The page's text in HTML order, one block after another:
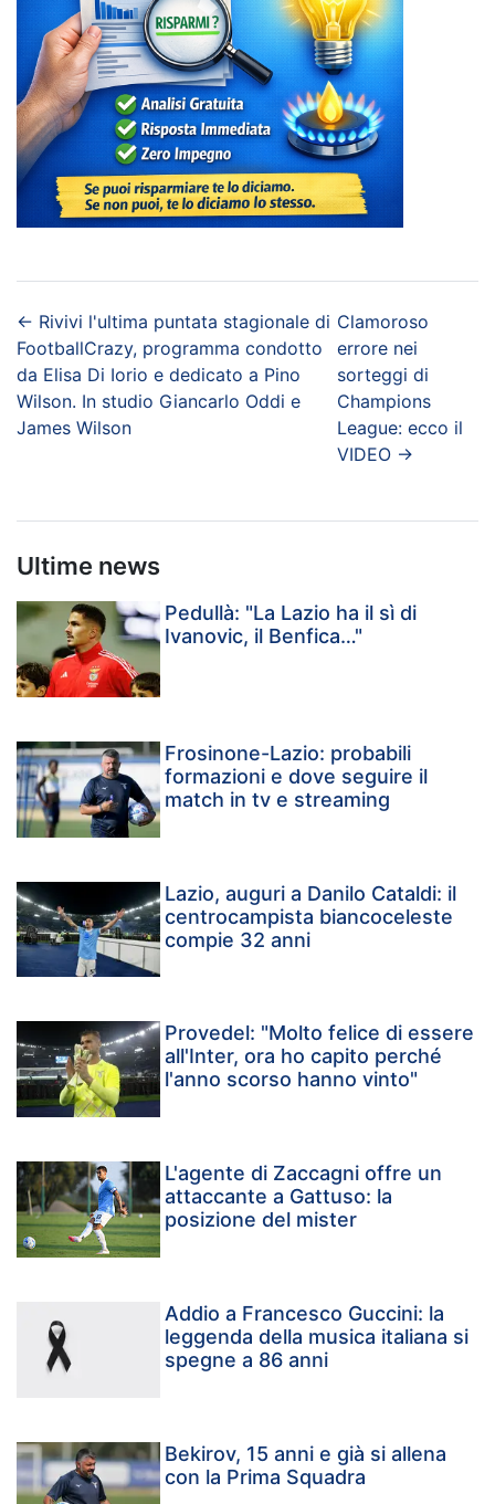
← Rivivi l'ultima puntata stagionale di
FootballCrazy, programma condotto
da Elisa Di Iorio e dedicato a Pino
Wilson. In studio Giancarlo Oddi e
James Wilson
Clamoroso
errore nei
sorteggi di
Champions
League: ecco il
VIDEO→
Ultime news
Pedullà: "La Lazio ha il sì di
Ivanovic, il Benfica…"
Frosinone-Lazio: probabili
formazioni e dove seguire il
match in tv e streaming
Lazio, auguri a Danilo Cataldi: il
centrocampista biancoceleste
compie 32 anni
Provedel: "Molto felice di essere
all'Inter, ora ho capito perché
l'anno scorso hanno vinto"
L'agente di Zaccagni offre un
attaccante a Gattuso: la
posizione del mister
Addio a Francesco Guccini: la
leggenda della musica italiana si
spegne a 86 anni
Bekirov, 15 anni e già si allena
con la Prima Squadra